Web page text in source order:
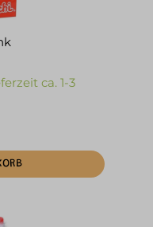
ca. 1-3